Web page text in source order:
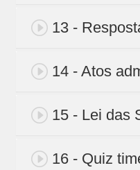
13 -
14 - Atos
15 - Lei das
16 - Quiz